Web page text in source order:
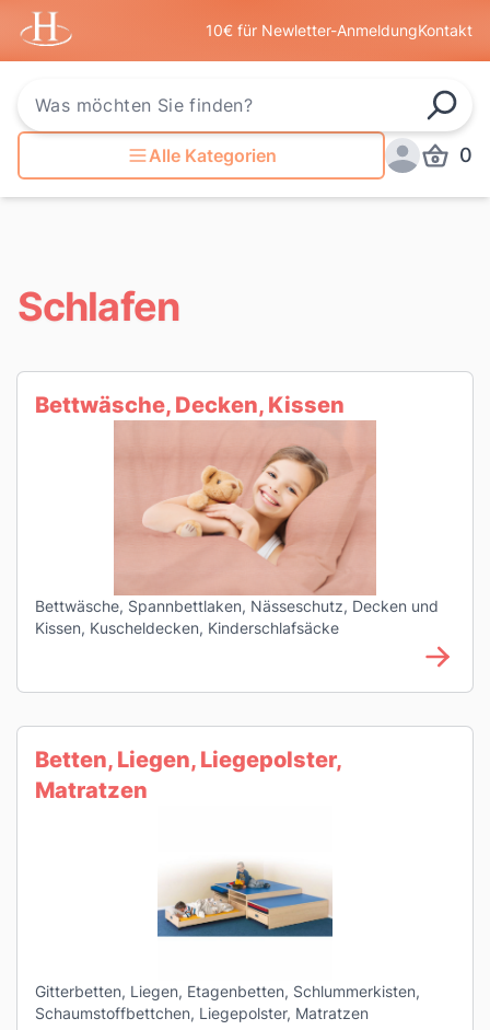
Startseite
10€ für Newletter-AnmeldungKontakt
Alle Kategorien
0
Schlafen
Bettwäsche, Decken, Kissen
Bettwäsche, Spannbettlaken, Nässeschutz, Decken und
Kissen, Kuscheldecken, Kinderschlafsäcke
Betten, Liegen, Liegepolster,
Matratzen
Gitterbetten, Liegen, Etagenbetten, Schlummerkisten,
Schaumstoffbettchen, Liegepolster, Matratzen